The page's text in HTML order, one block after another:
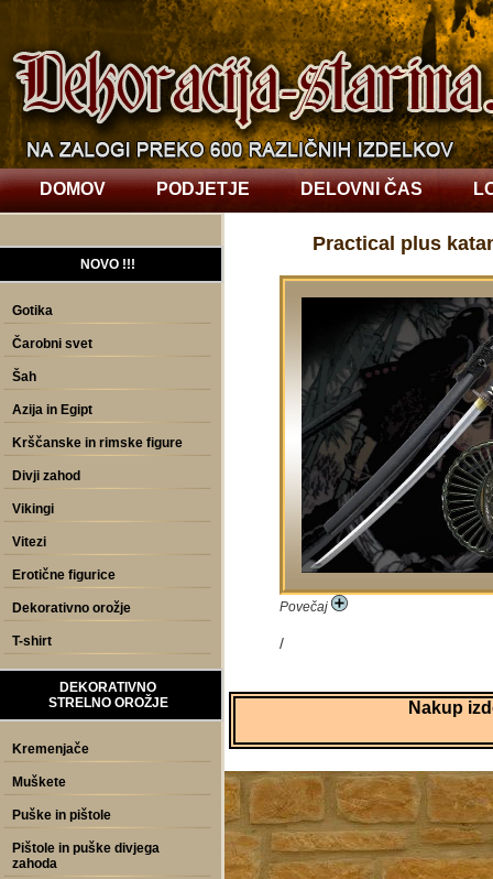
DOMOV PODJETJE DELOVNI ČAS
Nakup
Practical plus
Povečaj
/
NOVO !!!
Gotika
Čarobni svet
Šah
Azija in Egipt
Krščanske in rimske figure
Divji zahod
Vikingi
Vitezi
Erotične figurice
Dekorativno orožje
T-shirt
DEKORATIVNO
STRELNO OROŽJE
Kremenjače
Muškete
Puške in pištole
Pištole in puške divjega
zahoda